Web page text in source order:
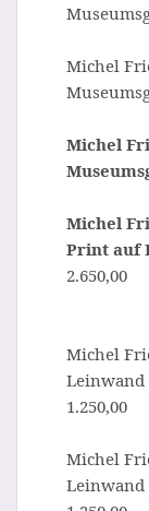
Michel
Michel
Michel
Print auf
2.650,00
Michel
Leinwand
1.250,00
Michel
Leinwand